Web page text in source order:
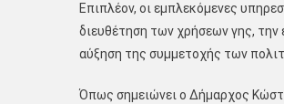
Επιπλέον, οι εμπλεκόμενες
διευθέτηση των χρήσεων γης,
αύξηση της συμμετοχής των
Όπως σημειώνει ο Δήμαρχος